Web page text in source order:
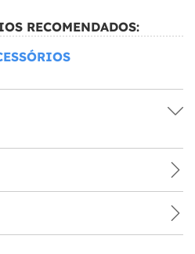
RECOMENDADOS: